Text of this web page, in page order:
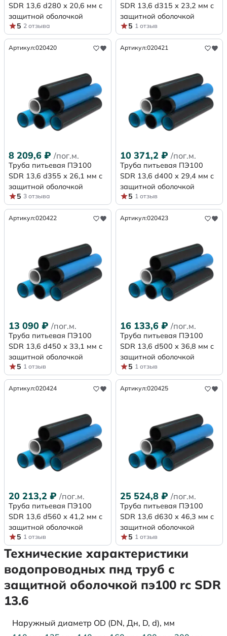
SDR 13,6 d280 х 20,6 мм с
защитной оболочкой
5 2 отзыва
SDR 13,6 d315 х 23,2 мм с
защитной оболочкой
5 1 отзыв
Артикул:020420
8 209,6 ₽ /пог.м.
Труба питьевая ПЭ100
SDR 13,6 d355 х 26,1 мм с
защитной оболочкой
5 3 отзыва
Артикул:020421
10 371,2 ₽ /пог.м.
Труба питьевая ПЭ100
SDR 13,6 d400 х 29,4 мм с
защитной оболочкой
5 1 отзыв
Артикул:020422
13 090 ₽ /пог.м.
Труба питьевая ПЭ100
SDR 13,6 d450 х 33,1 мм с
защитной оболочкой
5 1 отзыв
Артикул:020423
16 133,6 ₽ /пог.м.
Труба питьевая ПЭ100
SDR 13,6 d500 х 36,8 мм с
защитной оболочкой
5 1 отзыв
Артикул:020424
20 213,2 ₽ /пог.м.
Труба питьевая ПЭ100
SDR 13,6 d560 х 41,2 мм с
защитной оболочкой
5 1 отзыв
Артикул:020425
25 524,8 ₽ /пог.м.
Труба питьевая ПЭ100
SDR 13,6 d630 х 46,3 мм с
защитной оболочкой
5 1 отзыв
Технические характеристики
водопроводных пнд труб с
защитной оболочкой пэ100 rc SDR
13.6
Наружный диаметр OD (DN, Дн, D, d), мм